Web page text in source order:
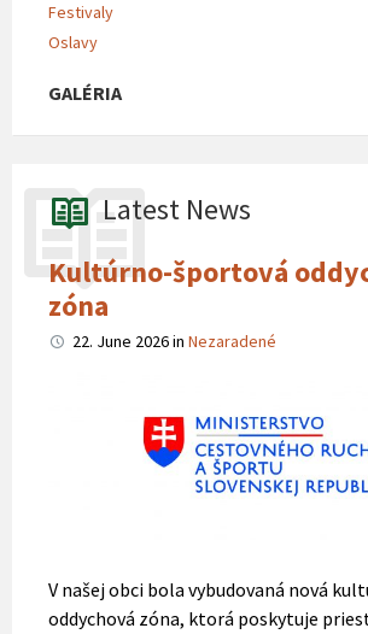
Festivaly
Oslavy
GALÉRIA
Latest News
Kultúrno-športová
zóna
22. June 2026in Nezaradené
V našej obci bola vybudovaná nová
oddychová zóna, ktorá poskytuje